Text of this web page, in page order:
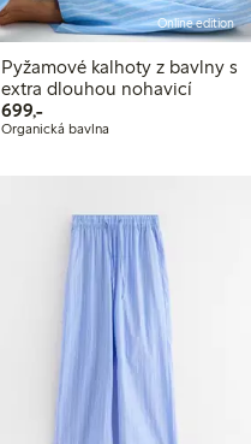
Online edition
Pyžamové kalhoty z bavlny s
extra dlouhou nohavicí
699,-699,00 Kč
Organická bavlna